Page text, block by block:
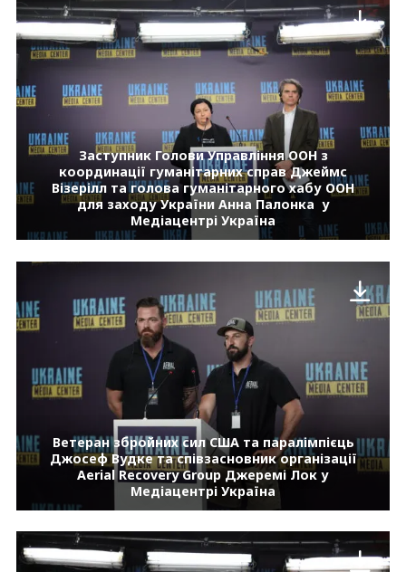
Заступник Голови Управління ООН з
координації гуманітарних справ Джеймс
Візерілл та голова гуманітарного хабу ООН
для заходу України Анна Палонка у
Медіацентрі Україна
Ветеран збройних сил США та паралімпієць
Джосеф Вудке та співзасновник організації
Aerial Recovery Group Джеремі Лок у
Медіацентрі Україна